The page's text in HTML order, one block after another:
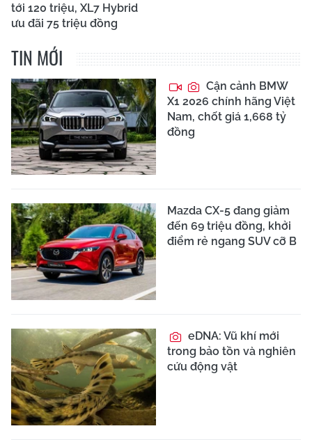
tới 120 triệu, XL7 Hybrid
ưu đãi 75 triệu đồng
TIN MỚI
Cận cảnh BMW
X1 2026 chính hãng Việt
Nam, chốt giá 1,668 tỷ
đồng
Mazda CX-5 đang giảm
đến 69 triệu đồng, khởi
điểm rẻ ngang SUV cỡ B
eDNA: Vũ khí mới
trong bảo tồn và nghiên
cứu động vật